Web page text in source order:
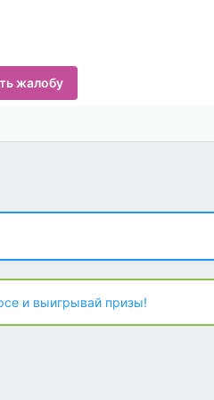
жалобу
и выигрывай призы!